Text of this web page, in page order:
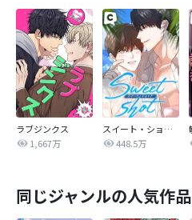
ラブジンクス
1,667万
スイート・ショット
448.5万
同じジャンルの人気作品